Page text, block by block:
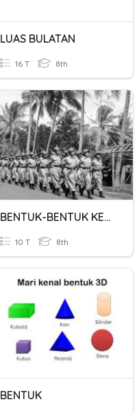
LUAS BULATAN
16 T 8th
BENTUK-BENTUK KERJASAMA
10 T 8th
BENTUK